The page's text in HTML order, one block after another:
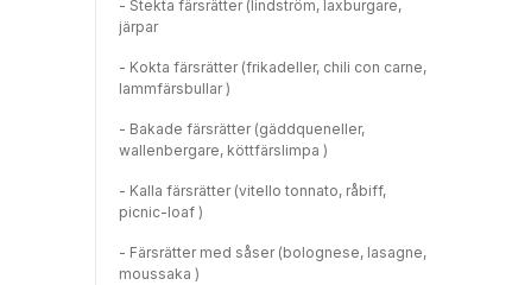
- Stekta färsrätter (lindström, laxburgare,
järpar
- Kokta färsrätter (frikadeller, chili con carne,
lammfärsbullar )
- Bakade färsrätter (gäddqueneller,
wallenbergare, köttfärslimpa )
- Kalla färsrätter (vitello tonnato, råbiff,
picnic-loaf )
- Färsrätter med såser (bolognese, lasagne,
moussaka )